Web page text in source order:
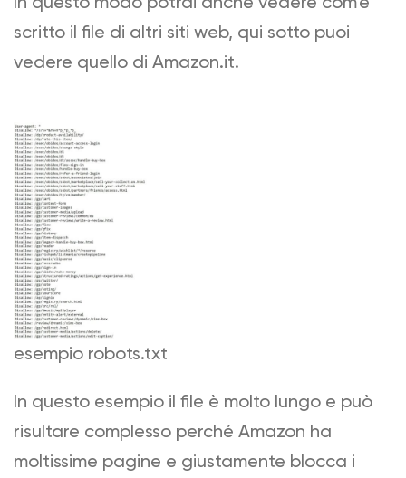
scritto il file di altri siti web, qui sotto puoi
vedere quello di Amazon.it.
esempio robots.txt
In questo esempio il file è molto lungo e può
risultare complesso perché Amazon ha
moltissime pagine e giustamente blocca i